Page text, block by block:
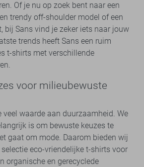
Of je nu op zoek bent naar een
trendy off-shoulder model of een
bij Sans vind je zeker iets naar jouw
trends heeft Sans een ruim
t-shirts met verschillende
voor milieubewuste
veel waarde aan duurzaamheid. We
is om bewuste keuzes te
gaat om mode. Daarom bieden wij
eco-vriendelijke t-shirts voor
organische en gerecyclede